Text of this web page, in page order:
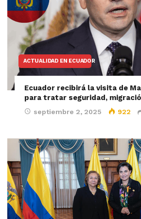
ACTUALIDAD EN ECUADOR
Ecuador recibirá la visita de
para tratar seguridad,
septiembre 2, 2025 922